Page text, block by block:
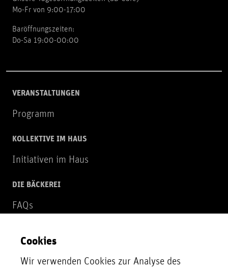
Mo-Fr von 9:00-17:00
Baröffnungszeiten:
Do-Sa 19:00-00:00
VERANSTALTUNGEN
Programm
KOLLEKTIVE IM HAUS
Initiativen im Haus
DIE BÄCKEREI
FAQs
NEWSLETTER
Zur Newsletter Anmeldung
Cookies
Wir verwenden Cookies zur Analyse des